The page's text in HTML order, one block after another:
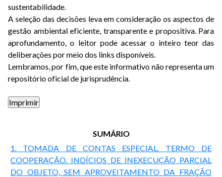
sustentabilidade.
A seleção das decisões leva em consideração os aspectos de
gestão ambiental eficiente, transparente e propositiva. Para
aprofundamento, o leitor pode acessar o inteiro teor das
deliberações por meio dos links disponíveis.
Lembramos, por fim, que este informativo não representa um
repositório oficial de jurisprudência.
SUMÁRIO
1. TOMADA DE CONTAS ESPECIAL. TERMO DE
COOPERAÇÃO. INDÍCIOS DE INEXECUÇÃO PARCIAL
DO OBJETO, SEM APROVEITAMENTO DA FRAÇÃO